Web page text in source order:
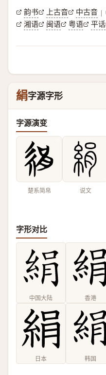
韵书 上古音 中古音 |
湘语
闽语 粤语 平话
絹字源字形
字源演变
楚系简帛 说文
字形对比
中国大陆 香港
日本 韩国